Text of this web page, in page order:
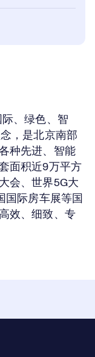
、绿色、智
，是北京南部
种先进、智能
面积近9万平方
会、世界5G大
国际房车展等国
效、细致、专